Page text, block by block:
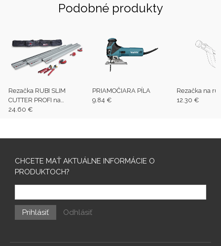
Podobné produkty
Rezačka RUBI SLIM
CUTTER PROFI na
tenkostenné
24.60 €
PRIAMOČIARA PÍLA
9.84 €
Rezačka na
12.30 €
CHCETE MAŤ AKTUÁLNE INFORMÁCIE O
PRODUKTOCH?
Prihlásiť Odhlásiť